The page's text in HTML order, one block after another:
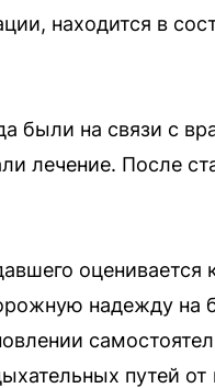
находится в
были на связи с
лечение. После
надежду на
путей от